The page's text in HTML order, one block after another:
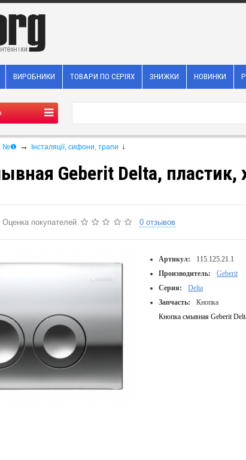
ВИРОБНИКИ ТОВАРИ ПО СЕРІЯХ ЗНИЖКИ НОВИНКИ
№❶ → Інсталяції, сифони, трапи ↓
Geberit Delta, пластик,
Оценка покупателей 0 отзывов
Артикул:
115.125.21.1
Производитель:
Geberit
Серия:
Delta
Запчасть:
Кнопка
Кнопка смывная Geberit